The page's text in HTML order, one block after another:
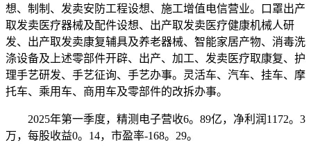
想、制制、发卖安防工程设想、施工增值电信营业。口罩出产
取发卖医疗器械及配件设想、出产取发卖医疗健康机械人研
发、出产取发卖康复辅具及养老器械、智能家居产物、消毒洗
涤设备及上述零部件开辟、出产、加工、发卖医疗取康复、护
理手艺研发、手艺征询、手艺办事。灵活车、汽车、挂车、摩
托车、乘用车、商用车及零部件的改拆办事。
2025年第一季度，精测电子营收6。89亿，净利润1172。3
万，每股收益0。14，市盈率-168。29。